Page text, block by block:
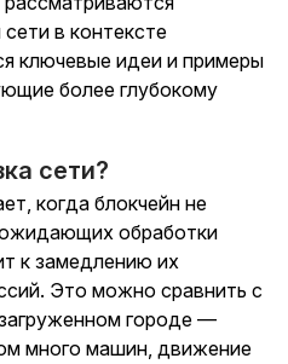
в контексте
ключевые идеи и примеры
более глубокому
сети?
когда блокчейн не
обработки
к замедлению их
Это можно сравнить с
городе —
много машин, движение